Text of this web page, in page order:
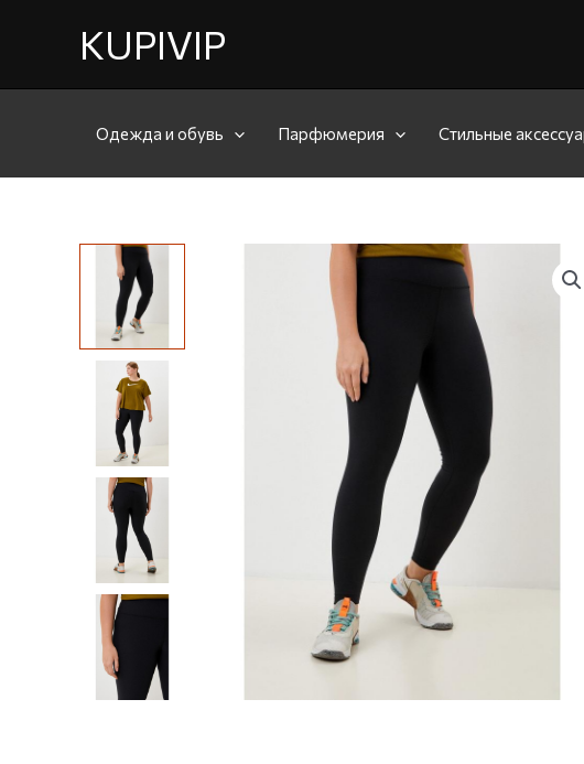
KUPIVIP
Одежда и обувь Парфюмерия Стильные